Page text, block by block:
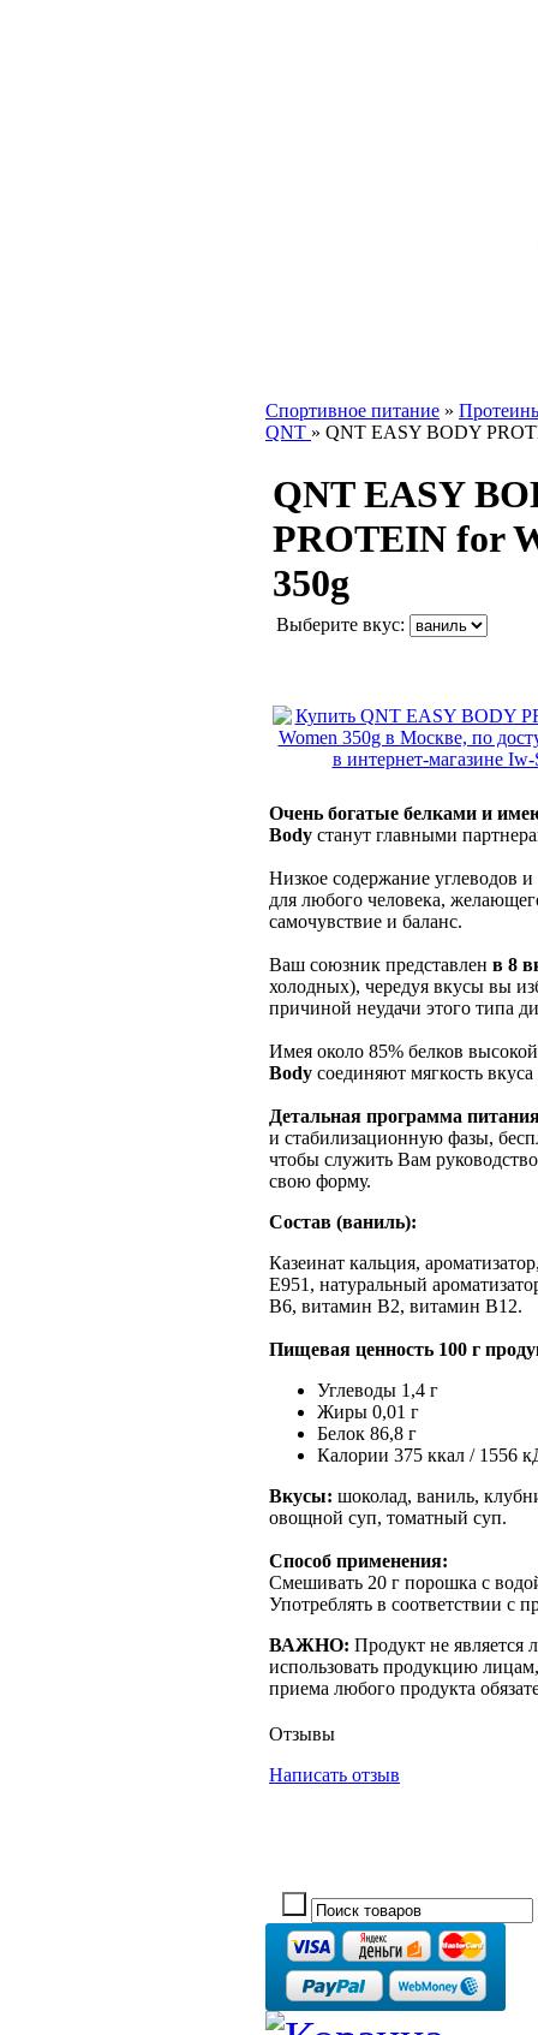
Спортивное питание »
QNT » QNT EASY BODY
QNT EASY
PROTEIN for
350g
Выберите вкус:
Очень богатые белками и
Body станут главными
Низкое содержание углеводов
для любого человека,
самочувствие и баланс.
Ваш союзник представлен в 8
холодных), чередуя вкусы вы
причиной неудачи этого типа
Имея около 85% белков
Body соединяют мягкость
Детальная программа
и стабилизационную фазы,
чтобы служить Вам
свою форму.
Состав (ваниль):
Казеинат кальция,
Е951, натуральный
В6, витамин В2, витамин В12.
Пищевая ценность 100 г
Углеводы 1,4 г
Жиры 0,01 г
Белок 86,8 г
Калории 375 ккал / 1556
Вкусы: шоколад, ваниль,
овощной суп, томатный суп.
Способ применения:
Смешивать 20 г порошка с
Употреблять в соответствии с
ВАЖНО: Продукт не является
использовать продукцию
приема любого продукта
Отзывы
Написать отзыв